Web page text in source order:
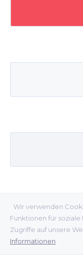
Wir verwenden
Funktionen für
Zugriffe auf unsere
Informationen